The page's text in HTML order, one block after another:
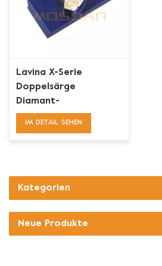
Lavina X-Serie
Doppelsärge
Diamant-
Betonschleifflügel
IM DETAIL SEHEN
Kategorien
Neue Produkte